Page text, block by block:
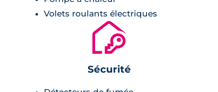
Volets roulants électriques
🔐
Sécurité